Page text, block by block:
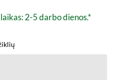
2-5 darbo dienos.*